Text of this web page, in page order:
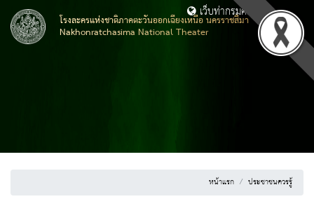
โรงละครแห่งชาติภาคตะวันออกเฉียงเหนือ นครราชสีมา
Nakhonratchasima National Theater
เว็บท่ากรมศิลปากร
หน้าแรก ประชาชนควรรู้